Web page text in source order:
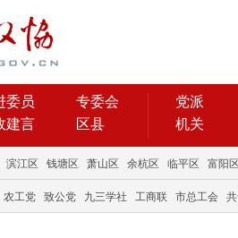
委员
专委会
建言 区县
党派
机关
滨江区 钱塘区 萧山区 余杭区 临平区 富阳
农工党 致公党 九三学社 工商联 市总工会